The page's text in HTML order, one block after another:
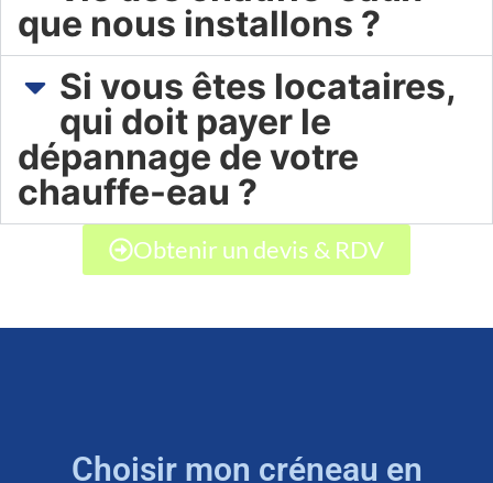
que nous installons ?
Si vous êtes locataires,
qui doit payer le
dépannage de votre
chauffe-eau ?
Obtenir un devis & RDV
Choisir mon créneau en